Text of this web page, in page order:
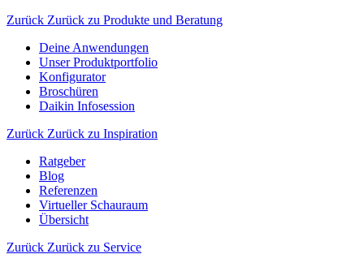
Zurück Zurück zu Produkte und Beratung
Deine Anwendungen
Unser Produktportfolio
Konfigurator
Broschüren
Daikin Infosession
Zurück Zurück zu Inspiration
Ratgeber
Blog
Referenzen
Virtueller Schauraum
Übersicht
Zurück Zurück zu Service